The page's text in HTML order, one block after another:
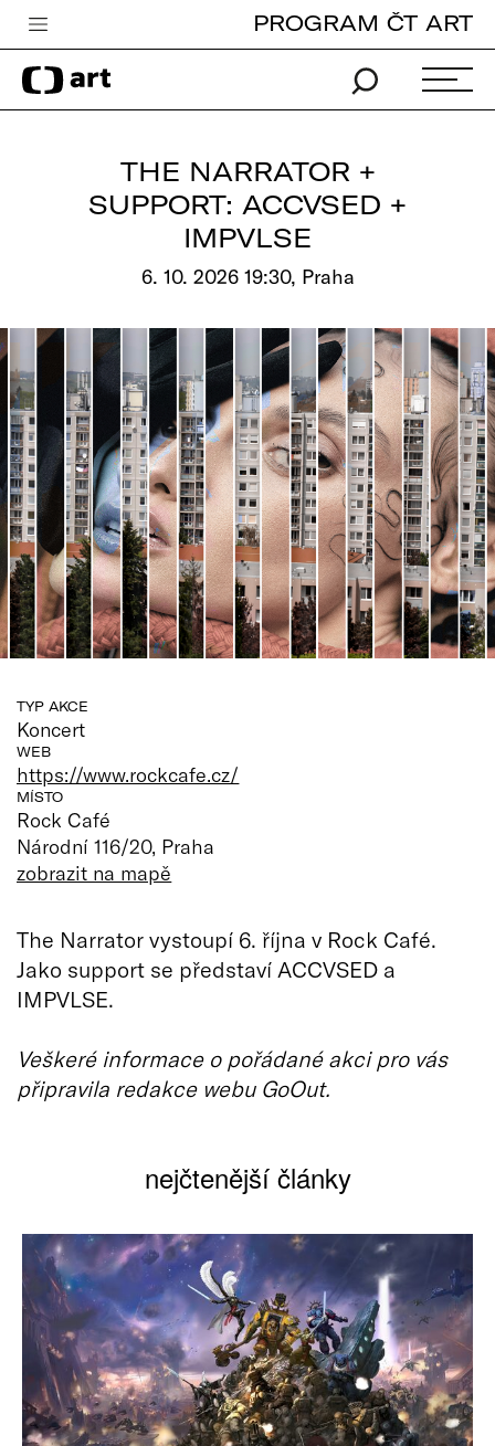
Česká televize
Zpravodajství
edu
Vše o ČT
PROGRAM ČT ART
THE NARRATOR +
SUPPORT: ACCVSED +
IMPVLSE
6. 10. 2026 19:30, Praha
TYP AKCE
Koncert
WEB
https://www.rockcafe.cz/
MÍSTO
Rock Café
Národní 116/20, Praha
zobrazit na mapě
The Narrator vystoupí 6. října v Rock Café.
Jako support se představí ACCVSED a
IMPVLSE.
Veškeré informace o pořádané akci pro vás
připravila redakce webu GoOut.
nejčtenější články